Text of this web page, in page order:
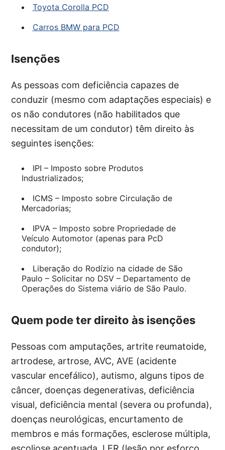
Toyota Corolla PCD
Carros BMW para PCD
Isenções
As pessoas com deficiência capazes de
conduzir (mesmo com adaptações especiais) e
os não condutores (não habilitados que
necessitam de um condutor) têm direito às
seguintes isenções:
IPI – Imposto sobre Produtos
Industrializados;
ICMS – Imposto sobre Circulação de
Mercadorias;
IPVA – Imposto sobre Propriedade de
Veículo Automotor (apenas para PcD
condutor);
Liberação do Rodízio na cidade de São
Paulo – Solicitar no DSV – Departamento de
Operações do Sistema viário de São Paulo.
Quem pode ter direito às isenções
Pessoas com amputações, artrite reumatoide,
artrodese, artrose, AVC, AVE (acidente
vascular encefálico), autismo, alguns tipos de
câncer, doenças degenerativas, deficiência
visual, deficiência mental (severa ou profunda),
doenças neurológicas, encurtamento de
membros e más formações, esclerose múltipla,